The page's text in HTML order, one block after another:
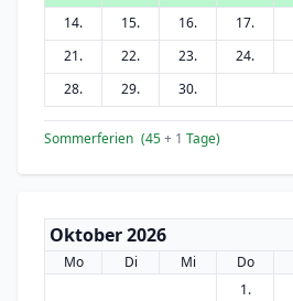
14.
15. 16. 17.
21.
22. 23. 24.
28.
29. 30.
Sommerferien (45+ 1 Tage)
Oktober 2026
Mo Di Mi Do
1.